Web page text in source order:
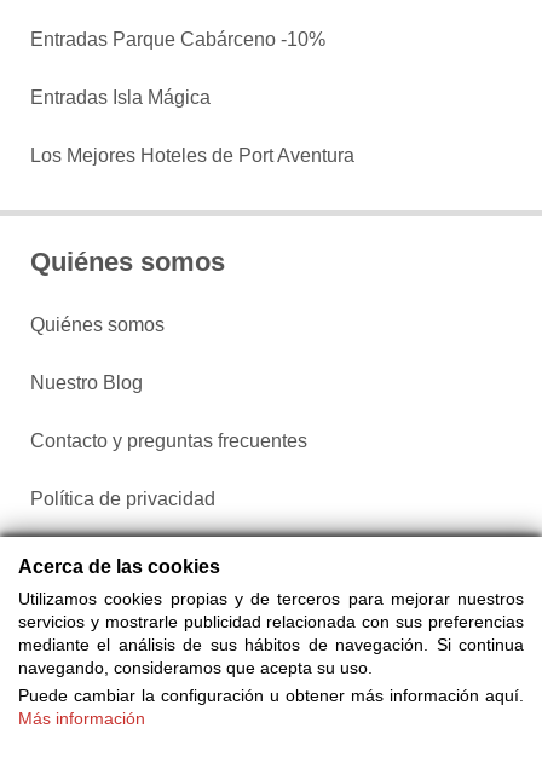
Entradas Parque Cabárceno -10%
Entradas Isla Mágica
Los Mejores Hoteles de Port Aventura
Quiénes somos
Quiénes somos
Nuestro Blog
Contacto y preguntas frecuentes
Política de privacidad
Configurar cookies
Acerca de las cookies
Utilizamos cookies propias y de terceros para mejorar nuestros
servicios y mostrarle publicidad relacionada con sus preferencias
mediante el análisis de sus hábitos de navegación. Si continua
navegando, consideramos que acepta su uso.
Puede cambiar la configuración u obtener más información aquí.
Más información